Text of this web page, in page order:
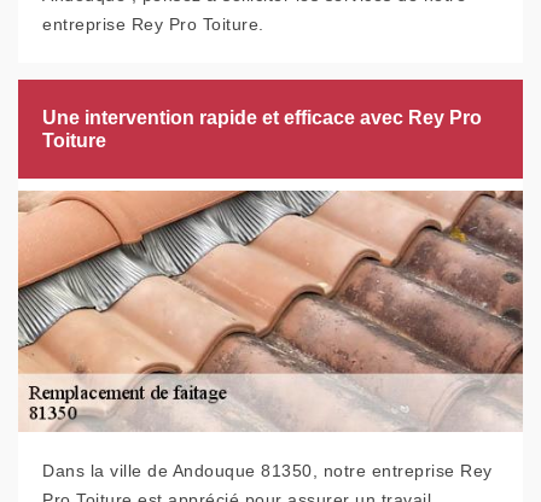
entreprise Rey Pro Toiture.
Une intervention rapide et efficace avec Rey Pro
Toiture
Dans la ville de Andouque 81350, notre entreprise Rey